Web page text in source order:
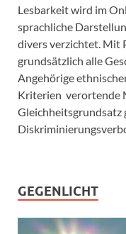
Lesbarkeit wird im
sprachliche
divers verzichtet. Mit
grundsätzlich alle
Angehörige
Kriterien verortende
Gleichheitsgrundsatz
GEGENLICHT